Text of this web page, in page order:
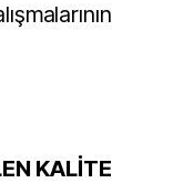
KALİTE